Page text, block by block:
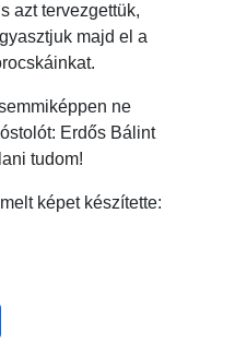
azt tervezgettük,
majd el a
ne
Erdős Bálint
tudom!
képet készítette: